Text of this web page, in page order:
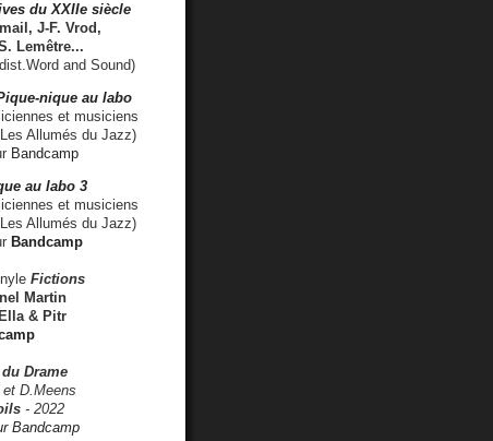
du XXIIe siècle
J-F. Vrod,
Lemêtre...
and Sound)
nique au labo
et musiciens
Allumés du Jazz)
Bandcamp
au labo 3
et musiciens
Allumés du Jazz)
Bandcamp
Fictions
Martin
& Pitr
Drame
D.Meens
- 2022
Bandcamp